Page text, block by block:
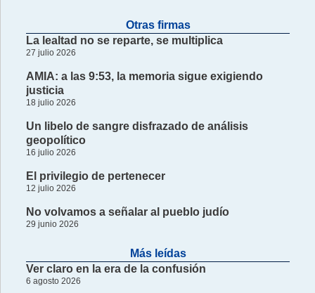
Otras firmas
La lealtad no se reparte, se multiplica
27 julio 2026
AMIA: a las 9:53, la memoria sigue exigiendo
justicia
18 julio 2026
Un libelo de sangre disfrazado de análisis
geopolítico
16 julio 2026
El privilegio de pertenecer
12 julio 2026
No volvamos a señalar al pueblo judío
29 junio 2026
Más leídas
Ver claro en la era de la confusión
6 agosto 2026